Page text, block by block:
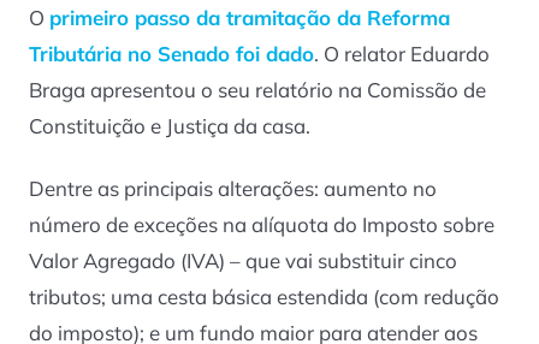
O primeiro passo da tramitação da Reforma
Tributária no Senado foi dado. O relator Eduardo
Braga apresentou o seu relatório na Comissão de
Constituição e Justiça da casa.
Dentre as principais alterações: aumento no
número de exceções na alíquota do Imposto sobre
Valor Agregado (IVA) – que vai substituir cinco
tributos; uma cesta básica estendida (com redução
do imposto); e um fundo maior para atender aos